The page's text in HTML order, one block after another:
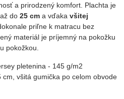
a prirodzený komfort. Plachta je
do 25 cm a vďaka všitej
priľne k matracu bez
materiál je príjemný na pokožku
pokožkou.
pletenina - 145 g/m2
všitá gumička po celom obvode